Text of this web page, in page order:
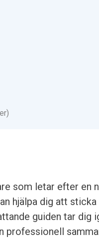
som letar efter en
hjälpa dig att
guiden tar dig
professionell